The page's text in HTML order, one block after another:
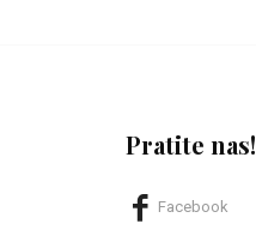
Pratite nas!
Facebook